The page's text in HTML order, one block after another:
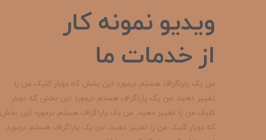
ویدیو نمونه کار
از خدمات ما
من یک پاراگراف هستم درمورد این بخش که دوبار کلیک من را
تغییر دهید. من یک پاراگراف هستم درمورد این بخش که دوبار
کلیک من را تغییر دهید. من یک پاراگراف هستم درمورد این بخش
که دوبار کلیک من را تغییر دهید. من یک پاراگراف هستم درمورد